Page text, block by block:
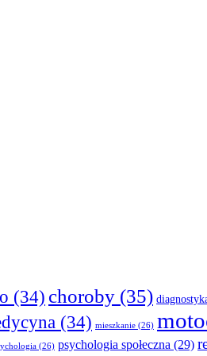
(34) choroby (35)
(34) mieszkanie (26)
(26) psychologia społeczna (29)